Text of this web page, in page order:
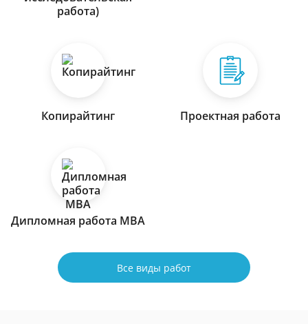
работа)
Копирайтинг Проектная работа
Дипломная работа МВА
Все виды работ